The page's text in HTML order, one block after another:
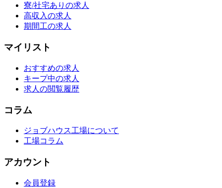
寮/社宅ありの求人
高収入の求人
期間工の求人
マイリスト
おすすめの求人
キープ中の求人
求人の閲覧履歴
コラム
ジョブハウス工場について
工場コラム
アカウント
会員登録